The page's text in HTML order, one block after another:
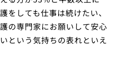
をしても仕事は続けたい、
の専門家にお願いして安心
という気持ちの表れといえ